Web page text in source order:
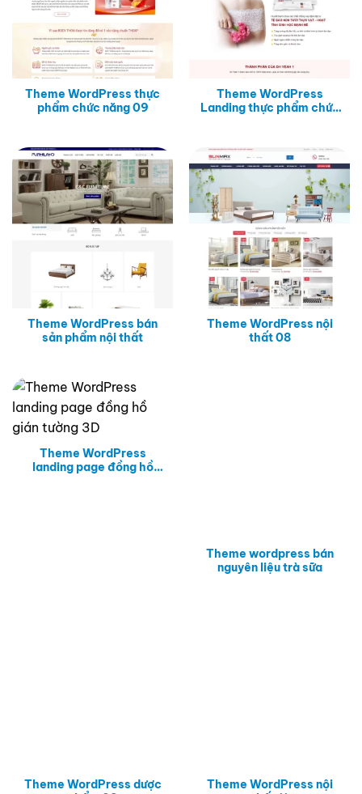
Theme WordPress thực
phẩm chức năng 09
Theme WordPress
Landing thực phẩm chức
Theme WordPress bán
sản phẩm nội thất
Theme WordPress nội
thất 08
Theme WordPress
landing page đồng hồ
Theme wordpress bán
nguyên liệu trà sữa
Theme WordPress dược
Theme WordPress nội